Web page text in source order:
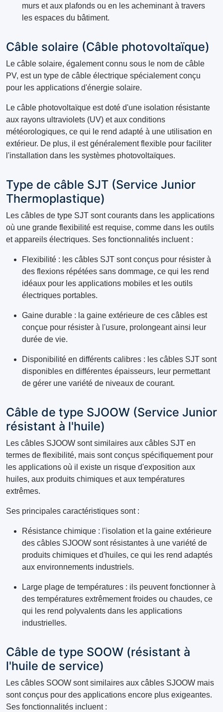
murs et aux plafonds ou en les acheminant à travers
les espaces du bâtiment.
Câble solaire (Câble photovoltaïque)
Le câble solaire, également connu sous le nom de câble
PV, est un type de câble électrique spécialement conçu
pour les applications d'énergie solaire.
Le câble photovoltaïque est doté d'une isolation résistante
aux rayons ultraviolets (UV) et aux conditions
météorologiques, ce qui le rend adapté à une utilisation en
extérieur. De plus, il est généralement flexible pour faciliter
l'installation dans les systèmes photovoltaïques.
Type de câble SJT (Service Junior
Thermoplastique)
Les câbles de type SJT sont courants dans les applications
où une grande flexibilité est requise, comme dans les outils
et appareils électriques. Ses fonctionnalités incluent :
Flexibilité : les câbles SJT sont conçus pour résister à
des flexions répétées sans dommage, ce qui les rend
idéaux pour les applications mobiles et les outils
électriques portables.
Gaine durable : la gaine extérieure de ces câbles est
conçue pour résister à l'usure, prolongeant ainsi leur
durée de vie.
Disponibilité en différents calibres : les câbles SJT sont
disponibles en différentes épaisseurs, leur permettant
de gérer une variété de niveaux de courant.
Câble de type SJOOW (Service Junior
résistant à l'huile)
Les câbles SJOOW sont similaires aux câbles SJT en
termes de flexibilité, mais sont conçus spécifiquement pour
les applications où il existe un risque d'exposition aux
huiles, aux produits chimiques et aux températures
extrêmes.
Ses principales caractéristiques sont :
Résistance chimique : l'isolation et la gaine extérieure
des câbles SJOOW sont résistantes à une variété de
produits chimiques et d'huiles, ce qui les rend adaptés
aux environnements industriels.
Large plage de températures : ils peuvent fonctionner à
des températures extrêmement froides ou chaudes, ce
qui les rend polyvalents dans les applications
industrielles.
Câble de type SOOW (résistant à
l'huile de service)
Les câbles SOOW sont similaires aux câbles SJOOW mais
sont conçus pour des applications encore plus exigeantes.
Ses fonctionnalités incluent :